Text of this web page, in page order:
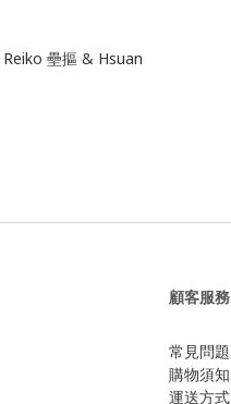
壘摳 & Hsuan
顧客服務
常見問題
購物須知
運送方式